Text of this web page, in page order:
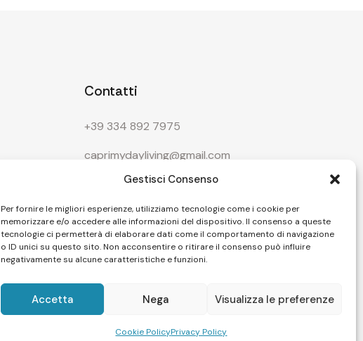
Gestisci Consenso
Per fornire le migliori esperienze, utilizziamo tecnologie come i cookie per
memorizzare e/o accedere alle informazioni del dispositivo. Il consenso a queste
tecnologie ci permetterà di elaborare dati come il comportamento di navigazione
o ID unici su questo sito. Non acconsentire o ritirare il consenso può influire
negativamente su alcune caratteristiche e funzioni.
Accetta Nega Visualizza le preferenze
Cookie PolicyPrivacy Policy
Contatti
+39 334 892 7975
caprimydayliving@gmail.com